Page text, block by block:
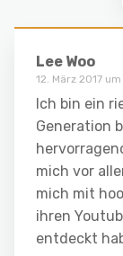
Lee Woo
12. März 2017
Ich bin ein
Generation
mich vor
mich mit
ihren
entdeckt